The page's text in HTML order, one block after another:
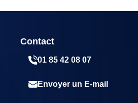
Contact
01 85 42 08 07
Envoyer un E-mail